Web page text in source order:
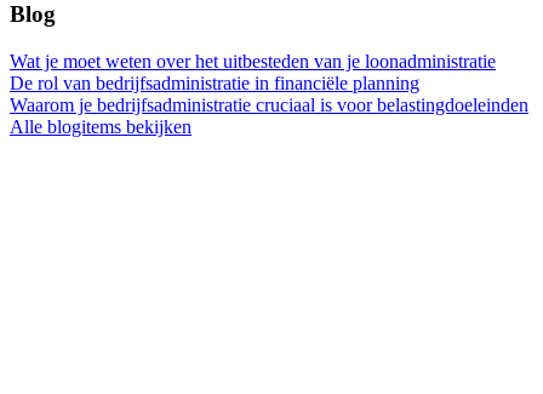
Blog
Wat je moet weten over het uitbesteden van je loonadministratie
De rol van bedrijfsadministratie in financiële planning
Waarom je bedrijfsadministratie cruciaal is voor belastingdoeleinden
Alle blogitems bekijken